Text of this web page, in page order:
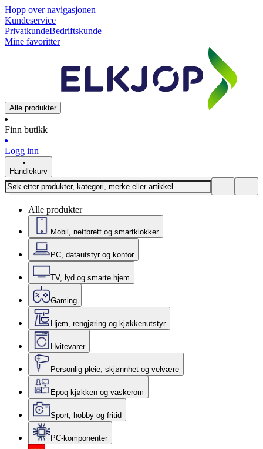
Hopp over navigasjonen
Kundeservice
PrivatkundeBedriftskunde
Mine favoritter
Alle produkter
Finn butikk
Logg inn
Handlekurv
Alle produkter
Mobil, nettbrett og smartklokker
PC, datautstyr og kontor
TV, lyd og smarte hjem
Gaming
Hjem, rengjøring og kjøkkenutstyr
Hvitevarer
Personlig pleie, skjønnhet og velvære
Epoq kjøkken og vaskerom
Sport, hobby og fritid
PC-komponenter